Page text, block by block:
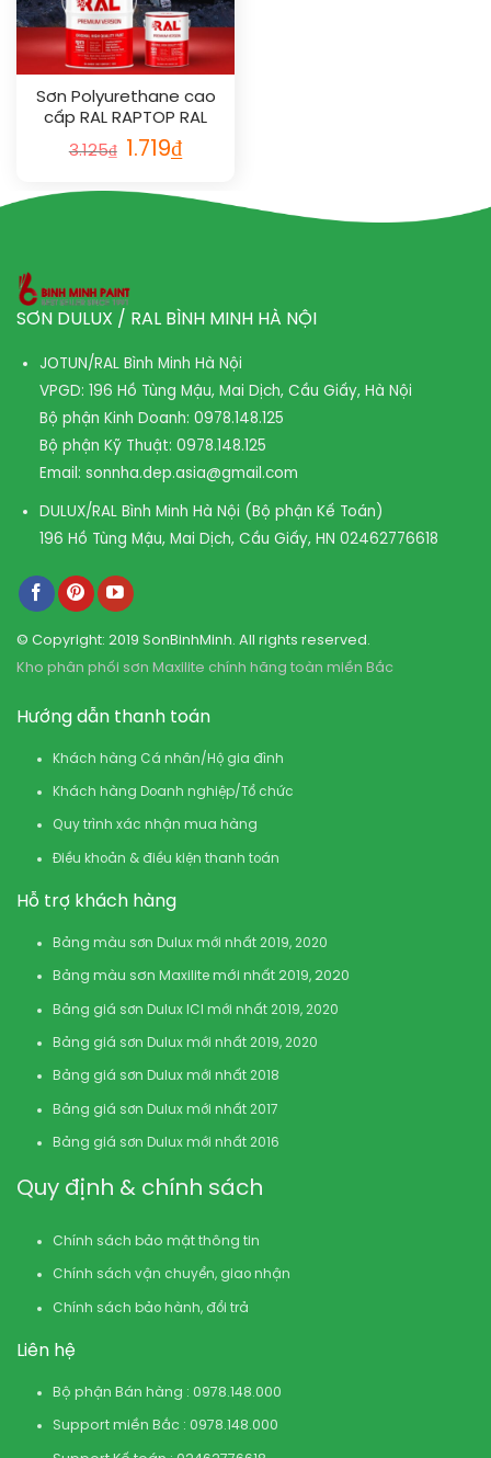
Sơn Polyurethane cao
cấp RAL RAPTOP RAL
2007
3.125₫ 1.719₫
SƠN DULUX / RAL BÌNH MINH HÀ NỘI
JOTUN/RAL Bình Minh Hà Nội
VPGD: 196 Hồ Tùng Mậu, Mai Dịch, Cầu Giấy, Hà Nội
Bộ phận Kinh Doanh: 0978.148.125
Bộ phận Kỹ Thuật: 0978.148.125
Email: sonnha.dep.asia@gmail.com
DULUX/RAL Bình Minh Hà Nội (Bộ phận Kế Toán)
196 Hồ Tùng Mậu, Mai Dịch, Cầu Giấy, HN 02462776618
© Copyright: 2019 SonBinhMinh. All rights reserved.
Kho phân phối sơn Maxilite chính hãng toàn miền Bắc
Hướng dẫn thanh toán
Khách hàng Cá nhân/Hộ gia đình
Khách hàng Doanh nghiệp/Tổ chức
Quy trình xác nhận mua hàng
Điều khoản & điều kiện thanh toán
Hỗ trợ khách hàng
Bảng màu sơn Dulux mới nhất 2019, 2020
Bảng màu sơn Maxilite mới nhất 2019, 2020
Bảng giá sơn Dulux ICI mới nhất 2019, 2020
Bảng giá sơn Dulux mới nhất 2019, 2020
Bảng giá sơn Dulux mới nhất 2018
Bảng giá sơn Dulux mới nhất 2017
Bảng giá sơn Dulux mới nhất 2016
Quy định & chính sách
Chính sách bảo mật thông tin
Chính sách vận chuyển, giao nhận
Chính sách bảo hành, đổi trả
Liên hệ
Bộ phận Bán hàng : 0978.148.000
Support miền Bắc : 0978.148.000